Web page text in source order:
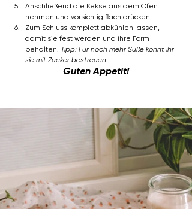
Anschließend die Kekse aus dem Ofen
nehmen und vorsichtig flach drücken.
Zum Schluss komplett abkühlen lassen,
damit sie fest werden und ihre Form
behalten. Tipp: Für noch mehr Süße könnt ihr
sie mit Zucker bestreuen.
Guten Appetit!